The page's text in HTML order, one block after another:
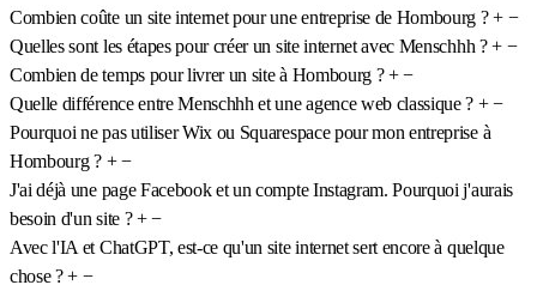
Combien coûte un site internet pour une entreprise de Hombourg ? + −
Quelles sont les étapes pour créer un site internet avec Menschhh ? + −
Combien de temps pour livrer un site à Hombourg ? + −
Quelle différence entre Menschhh et une agence web classique ? + −
Pourquoi ne pas utiliser Wix ou Squarespace pour mon entreprise à
Hombourg ? + −
J'ai déjà une page Facebook et un compte Instagram. Pourquoi j'aurais
besoin d'un site ? + −
Avec l'IA et ChatGPT, est-ce qu'un site internet sert encore à quelque
chose ? + −